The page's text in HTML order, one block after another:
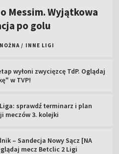
Messim. Wyjątkowa
po golu
/ INNE LIGI
wyłoni zwycięzcę TdP. Oglądaj
w TVP!
sprawdź terminarz i plan
meczów 3. kolejki
– Sandecja Nowy Sącz [NA
mecz Betclic 2 Ligi